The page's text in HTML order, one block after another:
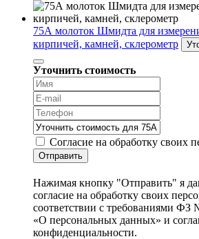
75А молоток Шмидта для
кирпичей, камней, склерометр
Уточнить стоимость
Согласие на обработку своих
Отправить
Нажимая кнопку "Отправить" я
согласие на обработку своих
соответствии с требованиями ФЗ
«О персональных данных» и
конфиденциальности.